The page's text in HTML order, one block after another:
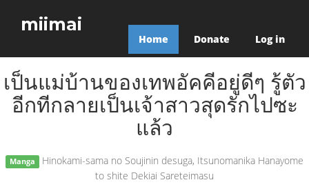
miimai
Home Donate Log in
เป็นแม่บ้านของเทพอัคคีอยู่ดีๆ รู้ตัว
อีกทีกลายเป็นเจ้าสาวสุดรักไปซะ
แล้ว
Manga
Hinokami-sama no Soujinin desuga, Itsunomanika Hanayome
to shite Dekiai Sareteimasu